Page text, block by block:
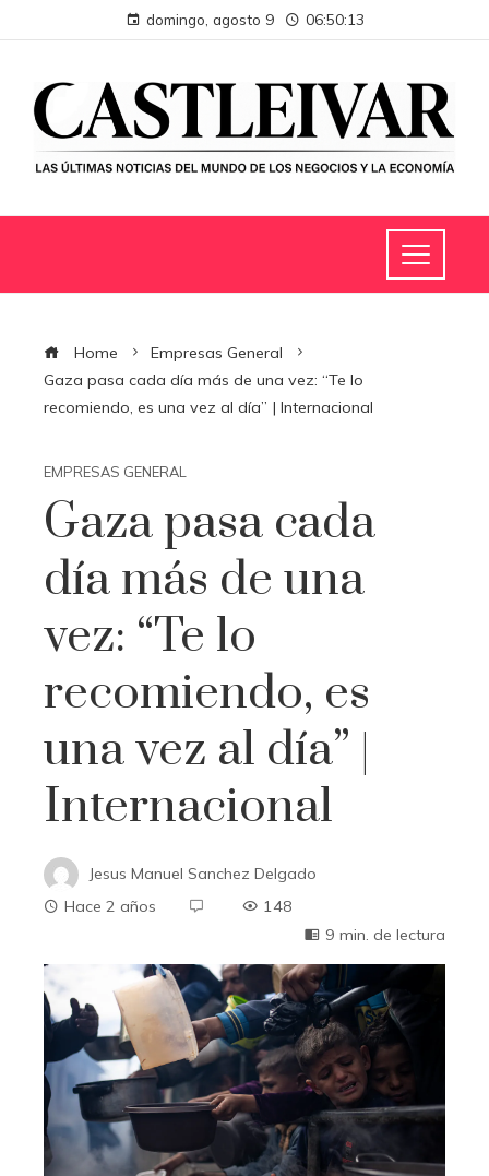
domingo, agosto 9 06:50:14
Home
Empresas General
Gaza pasa cada día más de una vez: “Te lo
recomiendo, es una vez al día” | Internacional
EMPRESAS GENERAL
Gaza pasa cada
día más de una
vez: “Te lo
recomiendo, es
una vez al día” |
Internacional
Jesus Manuel Sanchez Delgado
Hace 2 años
148
9 min. de lectura